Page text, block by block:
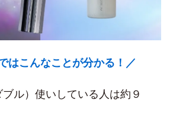
はこんなことが分かる！／
ル）使いしている人は約９